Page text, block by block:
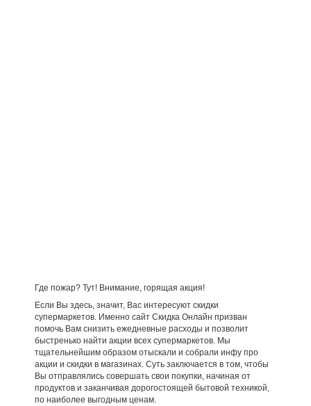
Где пожар? Тут! Внимание, горящая акция!
Если Вы здесь, значит, Вас интересуют скидки
супермаркетов. Именно сайт Скидка Онлайн призван
помочь Вам снизить ежедневные расходы и позволит
быстренько найти акции всех супермаркетов. Мы
тщательнейшим образом отыскали и собрали инфу про
акции и скидки в магазинах. Суть заключается в том, чтобы
Вы отправлялись совершать свои покупки, начиная от
продуктов и заканчивая дорогостоящей бытовой техникой,
по наиболее выгодным ценам.